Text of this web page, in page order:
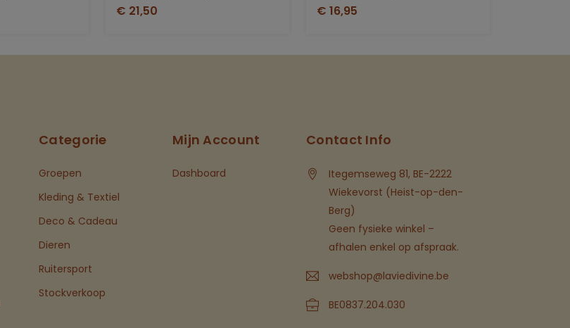
€ 21,50
€ 16,95
Categorie
Groepen
Kleding & Textiel
Deco & Cadeau
Dieren
Ruitersport
Stockverkoop
Mijn Account
Dashboard
Contact Info
Itegemseweg 81, BE-2222
Wiekevorst (Heist-op-den-
Berg)
Geen fysieke winkel –
afhalen enkel op afspraak.
webshop@laviedivine.be
BE0837.204.030